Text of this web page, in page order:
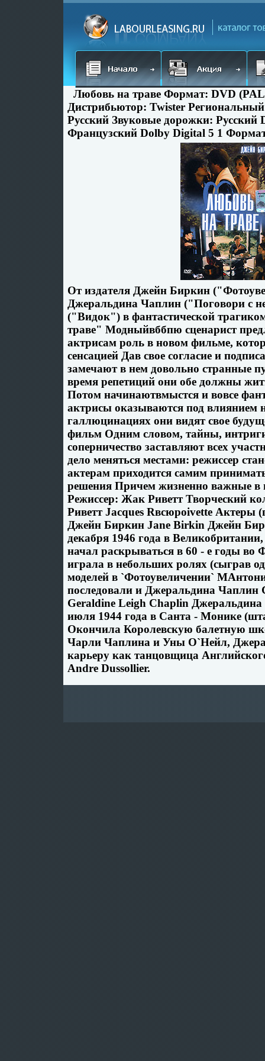
Любовь на траве Формат: DVD
Дистрибьютор: Twister
Русский Звуковые дорожки: Русский
Французский Dolby Digital 5 1
От издателя Джейн Биркин
Джеральдина Чаплин ("Поговори с
("Видок") в фантастической
траве" Модныйвббпю сценарист
актрисам роль в новом фильме,
сенсацией Дав свое согласие и
замечают в нем довольно странные
время репетиций они обе должны
Потом начинаютвмыстся и вовсе
актрисы оказываются под влиянием
галлюцинациях они видят свое
фильм Одним словом, тайны,
соперничество заставляют всех
дело меняться местами: режиссер
актерам приходится самим
решения Причем жизненно важные в
Режиссер: Жак Риветт Творческий
Риветт Jacques Rвсюроivette Актеры
Джейн Биркин Jane Birkin Джейн
декабря 1946 года в
начал раскрываться в 60 - е годы во
играла в небольших ролях (сыграв
моделей в `Фотоувеличении`
последовали и Джеральдина Чаплин
Geraldine Leigh Chaplin
июля 1944 года в Санта - Монике
Окончила Королевскую балетную
Чарли Чаплина и Уны О`Нейл,
карьеру как танцовщица
Andre Dussollier.